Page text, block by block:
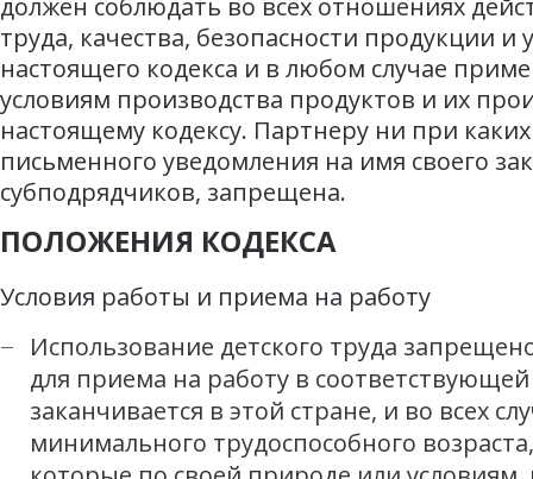
должен соблюдать во всех отношениях
труда, качества, безопасности продукции
настоящего кодекса и в любом случае
условиям производства продуктов и их
настоящему кодексу. Партнеру ни при
письменного уведомления на имя своего
субподрядчиков, запрещена.
ПОЛОЖЕНИЯ КОДЕКСА
Условия работы и приема на работу
Использование детского труда
для приема на работу в
заканчивается в этой стране, и во всех
минимального трудоспособного